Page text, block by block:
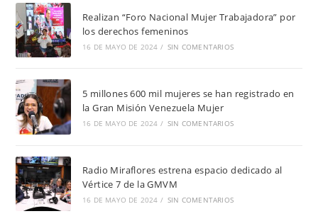
Realizan “Foro Nacional Mujer Trabajadora” por
los derechos femeninos
16 DE MAYO DE 2024 / SIN COMENTARIOS
5 millones 600 mil mujeres se han registrado en
la Gran Misión Venezuela Mujer
16 DE MAYO DE 2024 / SIN COMENTARIOS
Radio Miraflores estrena espacio dedicado al
Vértice 7 de la GMVM
16 DE MAYO DE 2024 / SIN COMENTARIOS